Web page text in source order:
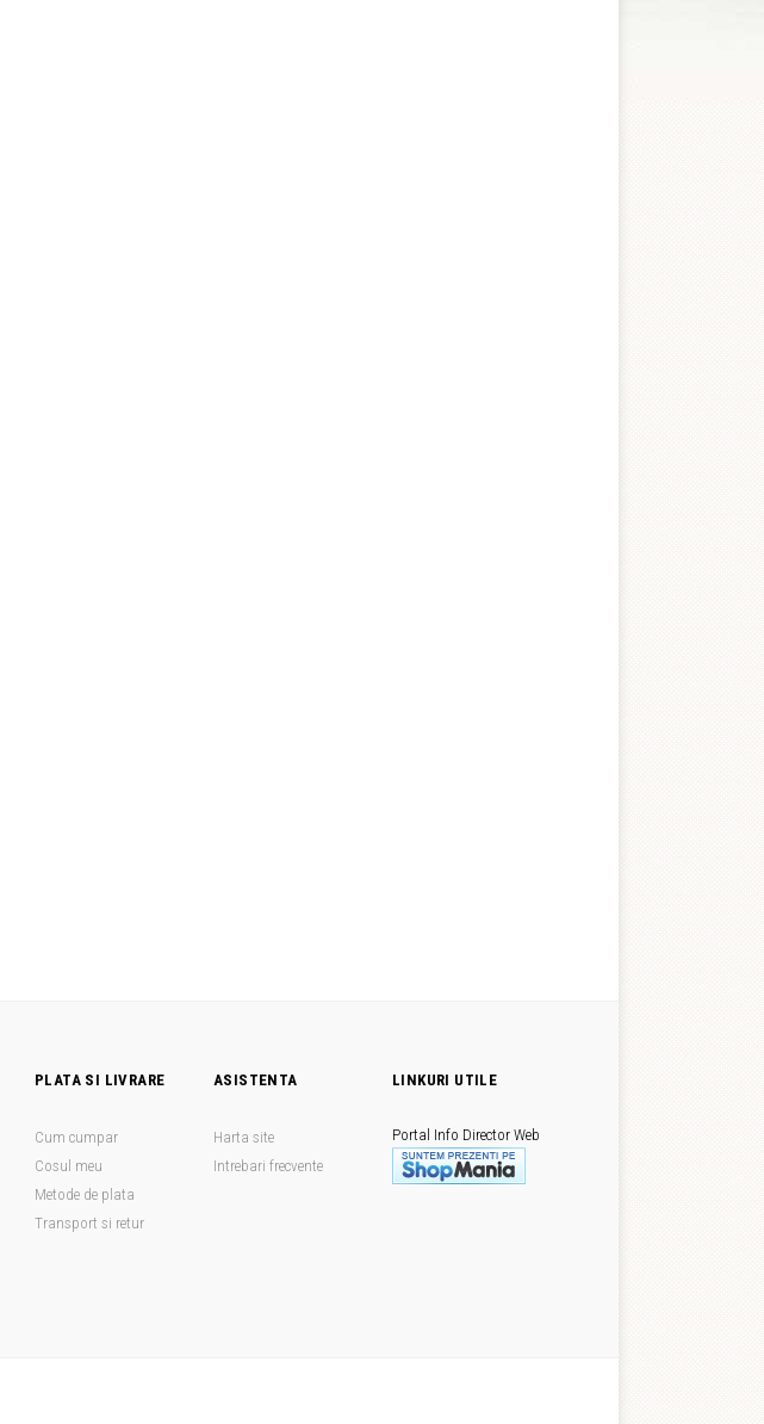
PLATA SI LIVRARE
Cum cumpar
Cosul meu
Metode de plata
Transport si retur
ASISTENTA
Harta site
Intrebari frecvente
LINKURI UTILE
Portal Info Director Web